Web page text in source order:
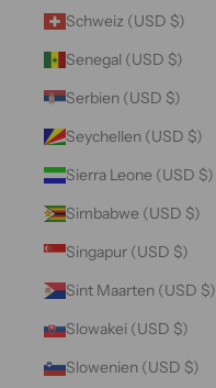
Schweiz (USD $)
Senegal (USD $)
Serbien (USD $)
Seychellen (USD $)
Sierra Leone (USD $)
Simbabwe (USD $)
Singapur (USD $)
Sint Maarten (USD $)
Slowakei (USD $)
Slowenien (USD $)